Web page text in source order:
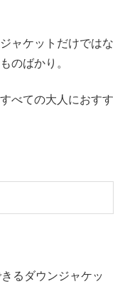
ャケットだけではな
のばかり。
べての大人におすす
るダウンジャケッ